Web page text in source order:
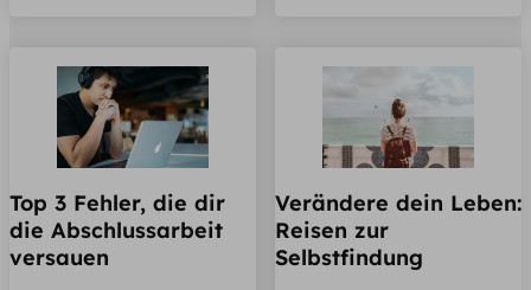
Top 3 Fehler, die dir
die Abschlussarbeit
versauen
Verändere dein Leben:
Reisen zur
Selbstfindung